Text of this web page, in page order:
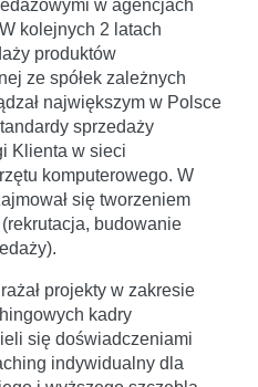
w agencjach
kolejnych 2 latach
produktów
ze spółek zależnych
największym w Polsce
sprzedaży
Klienta w sieci
komputerowego. W
się tworzeniem
budowanie
projekty w zakresie
kadry
się doświadczeniami
indywidualny dla